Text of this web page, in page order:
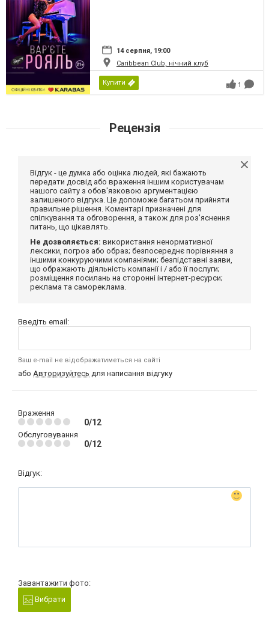
14 серпня, 19:00
Caribbean Club, нічний клуб
Купити 1
Рецензія
Відгук - це думка або оцінка людей, які бажають
передати досвід або враження іншим користувачам
нашого сайту з обов'язковою аргументацією
залишеного відгука. Це допоможе багатьом прийняти
правильне рішення. Коментарі призначені для
спілкування та обговорення, а також для роз'яснення
питань, що цікавлять.
Не дозволяється: використання ненормативної
лексики, погроз або образ; безпосереднє порівняння з
іншими конкуруючими компаніями; безпідставні заяви,
що ображають діяльність компанії і / або її послуги;
розміщення посилань на сторонні інтернет-ресурси;
реклама та самореклама.
Введіть email:
Ваш e-mail не відображатиметься на сайті
або Авторизуйтесь для написання відгуку
Враження
0/12
Обслуговування
0/12
Відгук:
Завантажити фото:
Вибрати